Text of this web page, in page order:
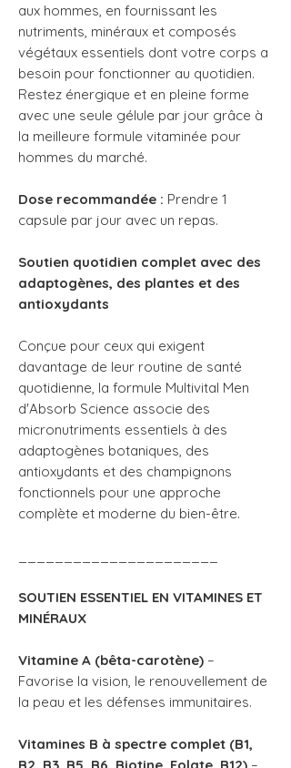
aux hommes, en fournissant les
nutriments, minéraux et composés
végétaux essentiels dont votre corps a
besoin pour fonctionner au quotidien.
Restez énergique et en pleine forme
avec une seule gélule par jour grâce à
la meilleure formule vitaminée pour
hommes du marché.
Dose recommandée : Prendre 1
capsule par jour avec un repas.
Soutien quotidien complet avec des
adaptogènes, des plantes et des
antioxydants
Conçue pour ceux qui exigent
davantage de leur routine de santé
quotidienne, la formule Multivital Men
d'Absorb Science associe des
micronutriments essentiels à des
adaptogènes botaniques, des
antioxydants et des champignons
fonctionnels pour une approche
complète et moderne du bien-être.
SOUTIEN ESSENTIEL EN VITAMINES ET
MINÉRAUX
Vitamine A (bêta-carotène) –
Favorise la vision, le renouvellement de
la peau et les défenses immunitaires.
Vitamines B à spectre complet (B1,